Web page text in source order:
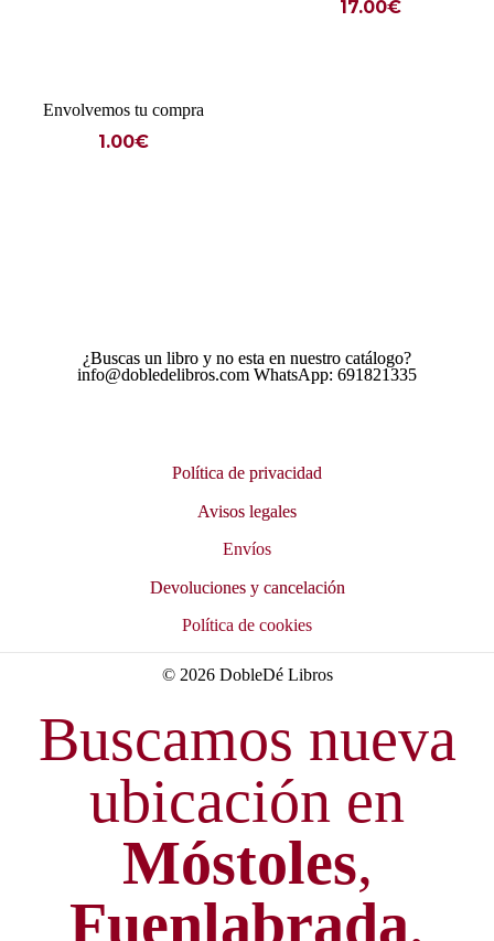
17.00€
Envolvemos tu compra
1.00€
¿Buscas un libro y no esta en nuestro catálogo?
info@dobledelibros.com WhatsApp: 691821335
Política de privacidad
Avisos legales
Envíos
Devoluciones y cancelación
Política de cookies
© 2026 DobleDé Libros
Buscamos nueva
ubicación en
Móstoles,
Fuenlabrada,